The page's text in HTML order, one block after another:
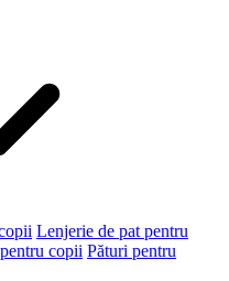
Lenjerie de pat pentru
copii Pături pentru